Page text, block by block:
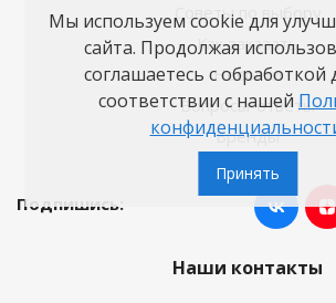
Советы по выбору
Как заказать
Новости
Вопросы-ответы
Бренды
Подпишись:
Наши контакты
Мы используем cookie для
сайта. Продолжая
соглашаетесь с обработкой
соответствии с нашей
Принять